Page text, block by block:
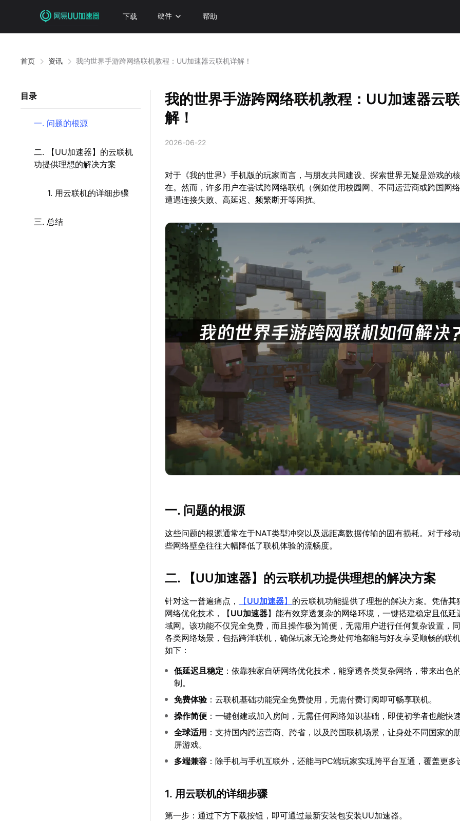
下载 硬件 帮助
首页 资讯 我的世界手游跨网络联机教程：UU加速器云联机详解！
目录
一. 问题的根源
二. 【UU加速器】的云联机
功提供理想的解决方案
1. 用云联机的详细步骤
三. 总结
我的世界手游跨网络联机教程：UU加速器云
解！
2026-06-22
对于《我的世界》手机版的玩家而言，与朋友共同建设、探索世界无疑是游戏的
在。然而，许多用户在尝试跨网络联机（例如使用校园网、不同运营商或跨国网
遭遇连接失败、高延迟、频繁断开等困扰。
一. 问题的根源
这些问题的根源通常在于NAT类型冲突以及远距离数据传输的固有损耗。对于移
些网络壁垒往往大幅降低了联机体验的流畅度。
二. 【UU加速器】的云联机功提供理想的解决方案
针对这一普遍痛点， 【UU加速器】 的云联机功能提供了理想的解决方案。凭借其
网络优化技术，【UU加速器】能有效穿透复杂的网络环境，一键搭建稳定且低延
域网。该功能不仅完全免费，而且操作极为简便，无需用户进行任何复杂设置，
各类网络场景，包括跨洋联机，确保玩家无论身处何地都能与好友享受顺畅的联
如下：
低延迟且稳定 ：依靠独家自研网络优化技术，能穿透各类复杂网络，带来出色
制。
免费体验：云联机基础功能完全免费使用，无需付费订阅即可畅享联机。
操作简便 ：一键创建或加入房间，无需任何网络知识基础，即使初学者也能快速
全球适用 ：支持国内跨运营商、跨省，以及跨国联机场景，让身处不同国家的
屏游戏。
多端兼容 ：除手机与手机互联外，还能与PC端玩家实现跨平台互通，覆盖更多
1. 用云联机的详细步骤
第一步：通过下方下载按钮，即可通过最新安装包安装UU加速器。